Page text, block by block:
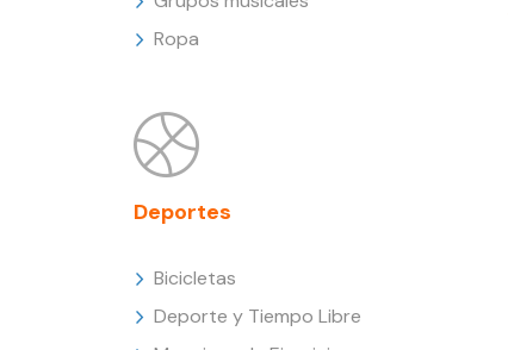
Ropa
Deportes
Bicicletas
Deporte y Tiempo Libre